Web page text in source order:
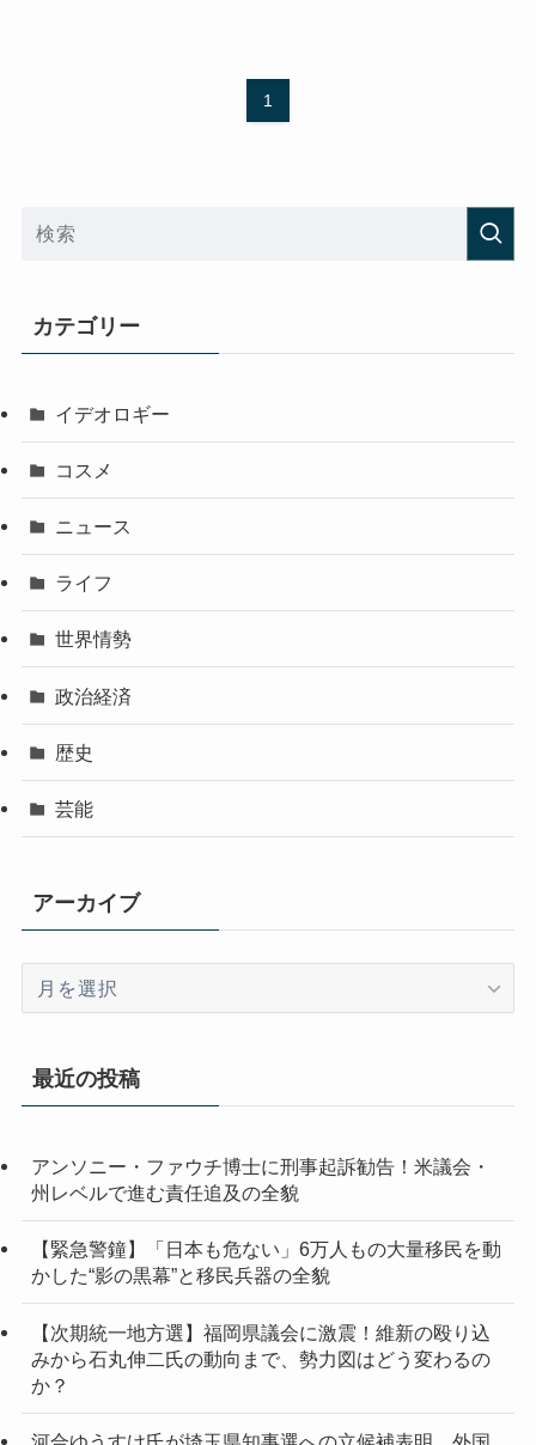
1
カテゴリー
イデオロギー
コスメ
ニュース
ライフ
世界情勢
政治経済
歴史
芸能
アーカイブ
イ
最近の投稿
アンソニー・ファウチ博士に刑事起訴勧告！米議会・
州レベルで進む責任追及の全貌
【緊急警鐘】「日本も危ない」6万人もの大量移民を動
かした“影の黒幕”と移民兵器の全貌
【次期統一地方選】福岡県議会に激震！維新の殴り込
みから石丸伸二氏の動向まで、勢力図はどう変わるの
か？